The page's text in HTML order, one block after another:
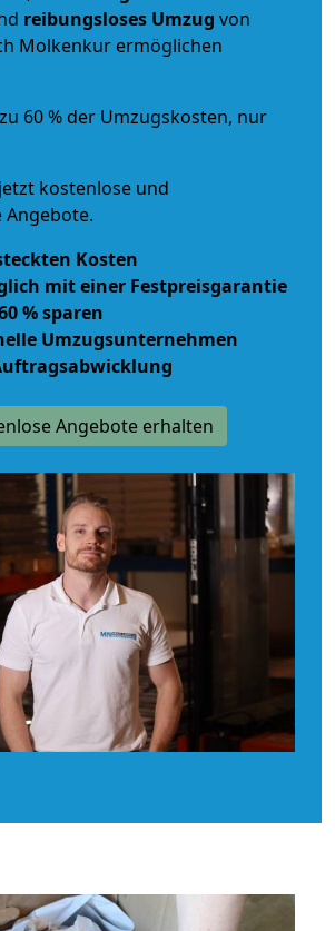
reibungsloses Umzug von
Molkenkur ermöglichen
60 % der Umzugskosten, nur
kostenlose und
Kosten
mit einer Festpreisgarantie
% sparen
Umzugsunternehmen
Angebote erhalten